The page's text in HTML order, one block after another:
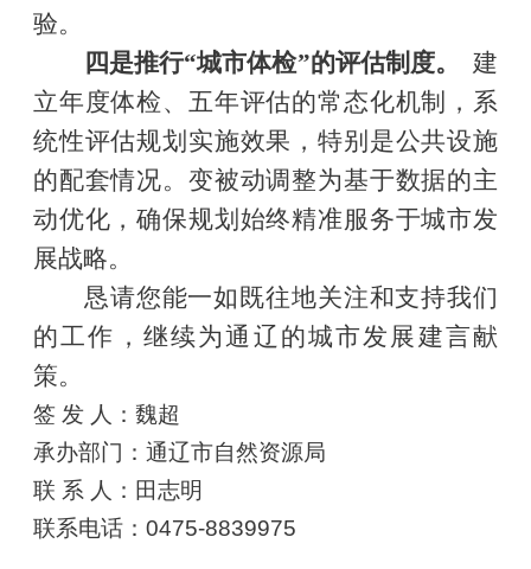
验。
四是推行“城市体检”的评估制度。
建
立年度体检、五年评估的常态化机制，系
统性评估规划实施效果，特别是公共设施
的配套情况。变被动调整为基于数据的主
动优化，确保规划始终精准服务于城市发
展战略。
恳请您能一如既往地关注和支持我们
的工作，继续为通辽的城市发展建言献
策。
签 发 人：魏超
承办部门：通辽市自然资源局
联 系 人：田志明
联系电话：0475-8839975